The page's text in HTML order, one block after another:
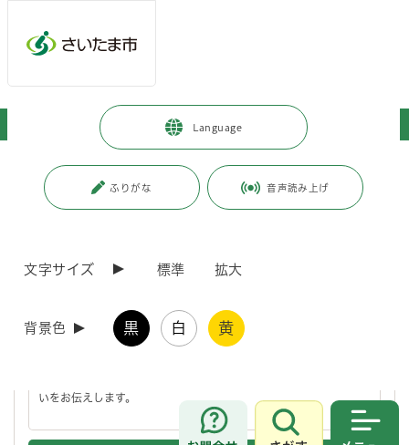
Language
ふりがな 音声読み上げ
文字サイズ 標準 拡大
背景色 黒 白 黄
お問合せ
さがす
暮らし・手続き > 安全・防災・消防
お知らせ
さいたま市消防水利整備基準の改定について
消防・自衛隊・警察合同説明会を開催します！
いをお伝えします。